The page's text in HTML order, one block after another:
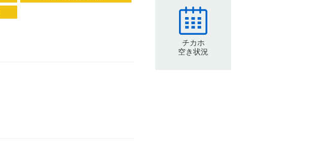
チカホ
空き状況